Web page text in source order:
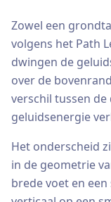
Zowel een
volgens het Path
dwingen de
over de
verschil tussen
geluidsenergie
Het onderscheid
in de geometrie
brede voet en